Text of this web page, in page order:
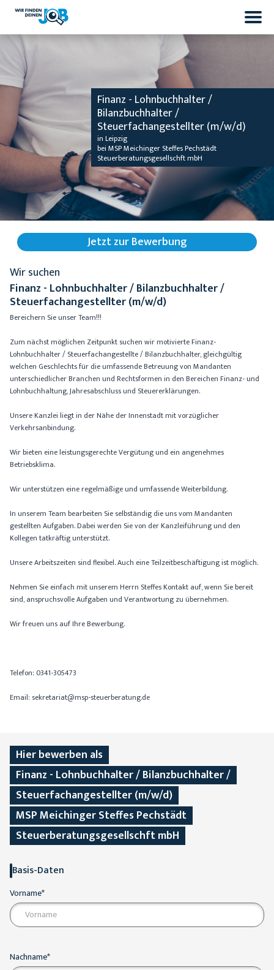
Finanz - Lohnbuchhalter /
Bilanzbuchhalter /
Steuerfachangestellter (m/w/d)
in Leipzig
bei MSP Meichinger Steffes Pechstädt
Steuerberatungsgesellschft mbH
Jetzt zur Bewerbung
Wir suchen
Finanz - Lohnbuchhalter / Bilanzbuchhalter /
Steuerfachangestellter (m/w/d)
Bereichern Sie unser Team!!!
Zum nächst möglichen Zeitpunkt suchen wir motivierte Finanz-
Lohnbuchhalter / Steuerfachangestellte / Bilanzbuchhalter, gleichgültig
welchen Geschlechts für die umfassende Betreuung von Mandanten
unterschiedlicher Branchen und Rechtsformen in den Bereichen Finanz- und
Lohnbuchhaltung, Jahresabschluss und Steuererklärungen.
Unsere Kanzlei liegt in der Nähe der Innenstadt mit vorzüglicher
Verkehrsanbindung.
Wir bieten eine leistungsgerechte Vergütung und ein angenehmes
Betriebsklima.
Wir unterstützen eine regelmäßige und umfassende Weiterbildung.
In unserem Team bearbeiten Sie selbständig die uns vom Mandanten
gestellten Aufgaben. Dabei werden Sie von der Kanzleiführung und den
Kollegen tatkräftig unterstützt.
Unsere Arbeitszeiten sind flexibel. Auch eine Teilzeitbeschäftigung ist möglich.
Nehmen Sie einfach mit unserem Herrn Steffes Kontakt auf, wenn Sie bereit
sind, anspruchsvolle Aufgaben und Verantwortung zu übernehmen.
Wir freuen uns auf Ihre Bewerbung.
Telefon: 0341-305473
Email: sekretariat@msp-steuerberatung.de
Hier bewerben als
Finanz - Lohnbuchhalter / Bilanzbuchhalter /
Steuerfachangestellter (m/w/d)
MSP Meichinger Steffes Pechstädt
Steuerberatungsgesellschft mbH
Basis-Daten
Vorname*
Nachname*